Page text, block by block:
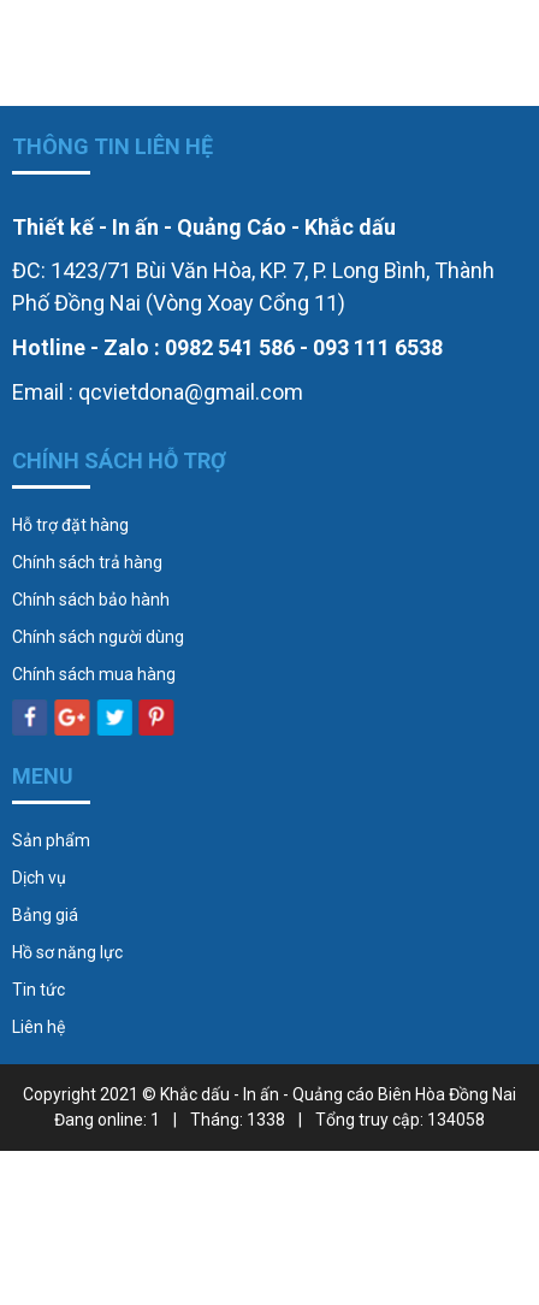
THÔNG TIN LIÊN HỆ
Thiết kế - In ấn - Quảng Cáo - Khắc dấu
ĐC: 1423/71 Bùi Văn Hòa, KP. 7, P. Long Bình, Thành
Phố Đồng Nai (Vòng Xoay Cổng 11)
Hotline - Zalo : 0982 541 586 - 093 111 6538
Email : qcvietdona@gmail.com
CHÍNH SÁCH HỖ TRỢ
Hỗ trợ đặt hàng
Chính sách trả hàng
Chính sách bảo hành
Chính sách người dùng
Chính sách mua hàng
MENU
Sản phẩm
Dịch vụ
Bảng giá
Hồ sơ năng lực
Tin tức
Liên hệ
Copyright 2021 © Khắc dấu - In ấn - Quảng cáo Biên Hòa Đồng Nai
Đang online: 1
Tháng: 1338 Tổng truy cập: 134058